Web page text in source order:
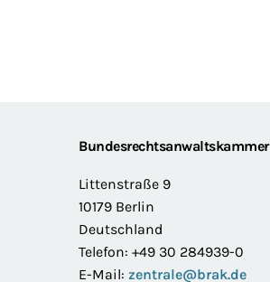
FooterBundesrechtsanwaltskammer
Littenstraße 9
10179 Berlin
Deutschland
Telefon: +49 30 284939-0
E-Mail: zentrale@brak.de